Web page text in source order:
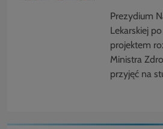
Prezydium
Lekarskiej
projektem
Ministra
przyjęć na